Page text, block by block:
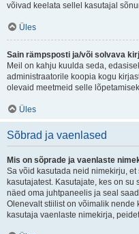
võivad keelata sellel kasutajal
Üles
Sain rämpsposti ja/või solvava
Meil on kahju kuulda seda,
administraatorile koopia kogu
olevaid meetmeid selle
Üles
Sõbrad ja vaenlased
Mis on sõprade ja vaenlaste
Sa võid kasutada neid nimekirju,
kasutajatest. Kasutajate, kes on
näed oma juhtpaneelis ja seal
Olenevalt stiilist on võimalik nende
kasutaja vaenlaste nimekirja,